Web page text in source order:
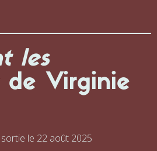
les
Virginie
le 22 août 2025